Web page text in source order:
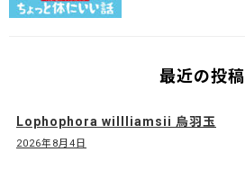
最近の投稿
Lophophora willliamsii 烏羽玉
2026年8月4日